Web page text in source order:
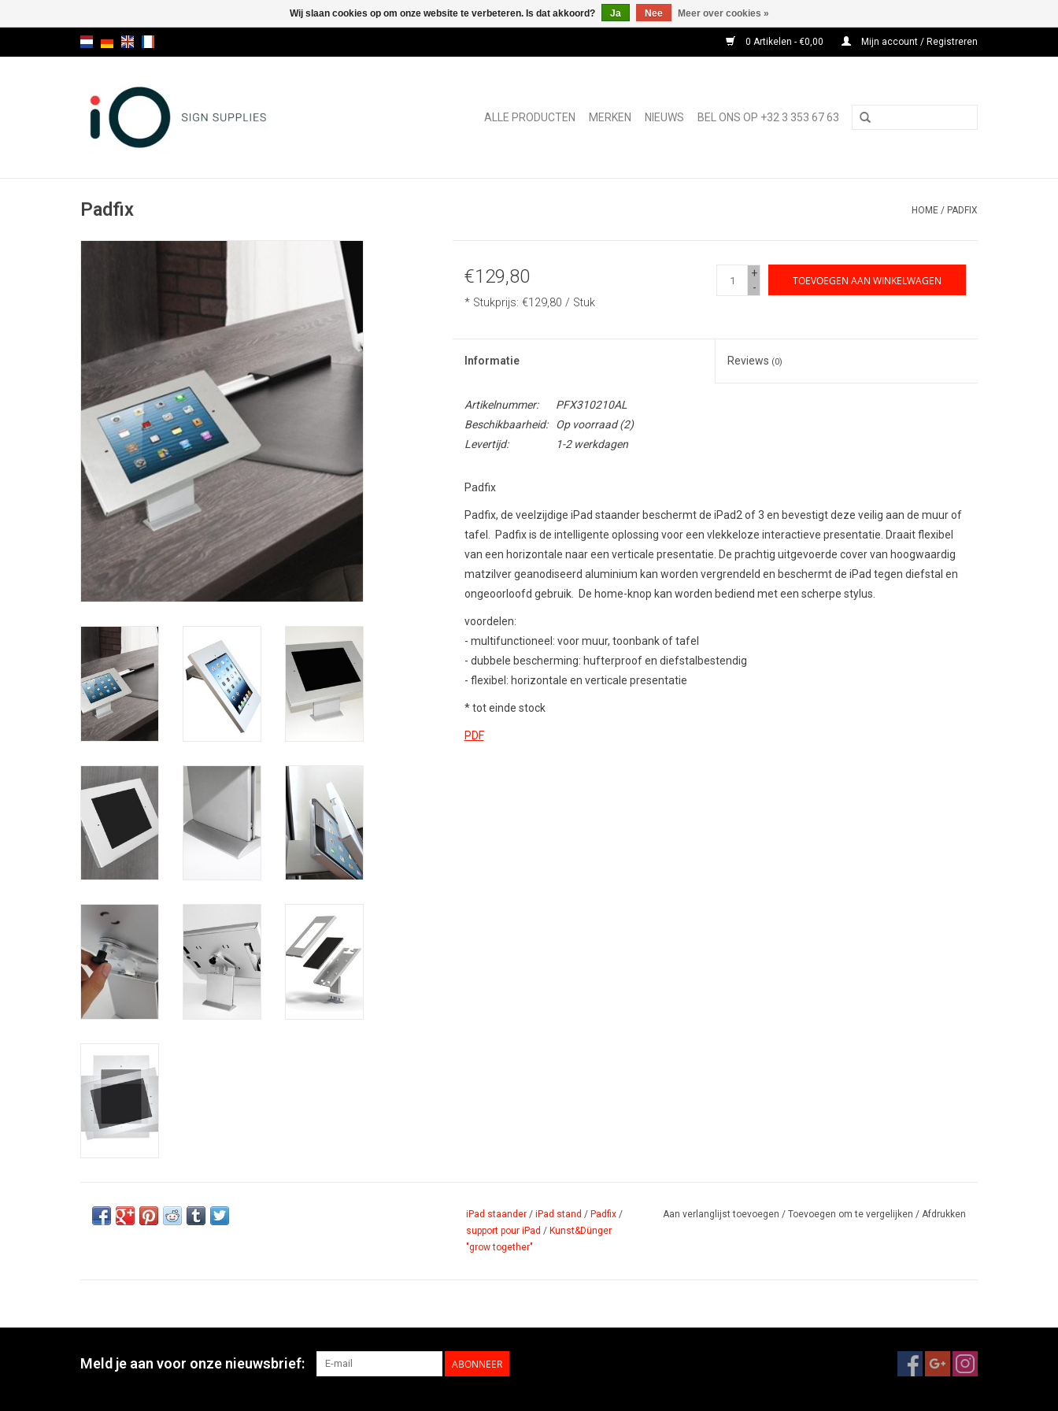
0 Artikelen - €0,00 Mijn account / Registreren
ALLE PRODUCTEN MERKEN NIEUWS BEL ONS OP +32 3 353 67 63
Padfix HOME / PADFIX
€129,80
* Stukprijs: €129,80 / Stuk
+
-
TOEVOEGEN AAN WINKELWAGEN
Informatie Reviews (0)
Artikelnummer:
PFX310210AL
Beschikbaarheid:
Op voorraad(2)
Levertijd:
1-2 werkdagen
Padfix
Padfix, de veelzijdige iPad staander beschermt de iPad2 of 3 en bevestigt deze veilig aan de muur of
tafel. Padfix is de intelligente oplossing voor een vlekkeloze interactieve presentatie. Draait flexibel
van een horizontale naar een verticale presentatie. De prachtig uitgevoerde cover van hoogwaardig
matzilver geanodiseerd aluminium kan worden vergrendeld en beschermt de iPad tegen diefstal en
ongeoorloofd gebruik. De home-knop kan worden bediend met een scherpe stylus.
voordelen:
- multifunctioneel: voor muur, toonbank of tafel
- dubbele bescherming: hufterproof en diefstalbestendig
- flexibel: horizontale en verticale presentatie
* tot einde stock
PDF
iPad staander / iPad stand / Padfix /
support pour iPad / Kunst&Dünger
"grow together"
Aan verlanglijst toevoegen / Toevoegen om te vergelijken / Afdrukken
Meld je aan voor onze nieuwsbrief: ABONNEER
Wij slaan cookies op om onze website te verbeteren. Is dat akkoord? Ja Nee Meer over cookies »